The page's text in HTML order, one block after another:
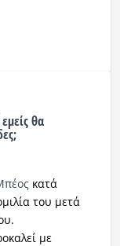
θα
κατά
του μετά
με